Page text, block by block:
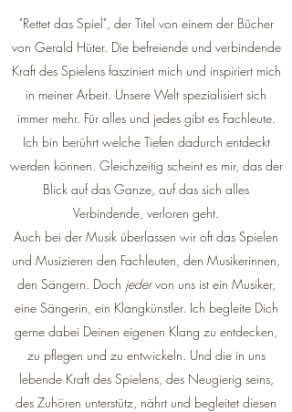
"Rettet das Spiel", der Titel von einem der Bücher
von Gerald Hüter. Die befreiende und verbindende
Kraft des Spielens fasziniert mich und inspiriert mich
in meiner Arbeit. Unsere Welt spezialisiert sich
immer mehr. Für alles und jedes gibt es Fachleute.
Ich bin berührt welche Tiefen dadurch entdeckt
werden können. Gleichzeitig scheint es mir, das der
Blick auf das Ganze, auf das sich alles
Verbindende, verloren geht.
Auch bei der Musik überlassen wir oft das Spielen
und Musizieren den Fachleuten, den Musikerinnen,
den Sängern. Doch jedervon uns ist ein Musiker,
eine Sängerin, ein Klangkünstler. Ich begleite Dich
gerne dabei Deinen eigenen Klang zu entdecken,
zu pflegen und zu entwickeln. Und die in uns
lebende Kraft des Spielens, des Neugierig seins,
des Zuhören unterstütz, nährt und begleitet diesen